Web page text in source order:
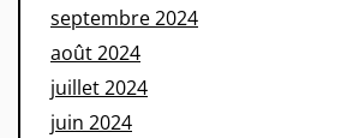
septembre 2024
août 2024
juillet 2024
juin 2024